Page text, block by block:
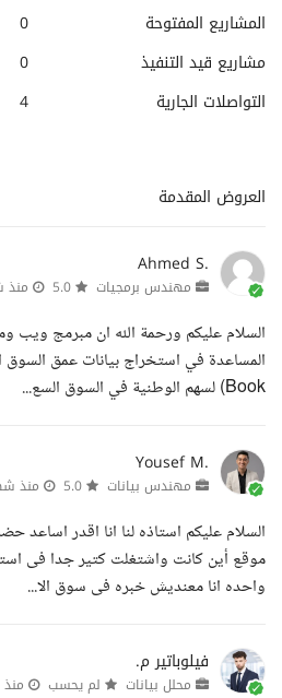
المشاريع المفتوحة
0
مشاريع قيد التنفيذ
0
التواصلات الجارية
4
العروض المقدمة
Ahmed S.
مهندس برمجيات منذ
Book) لسهم الوطنية في السوق السع...
Yousef M.
مهندس بيانات منذ
السلام عليكم استاذه لنا انا اقدر اساعد
موقع أين كانت واشتغلت كتير جدا فى
واحده انا معنديش خبره فى سوق الا...
فيلوباتير م.
محلل بيانات لم يحسب